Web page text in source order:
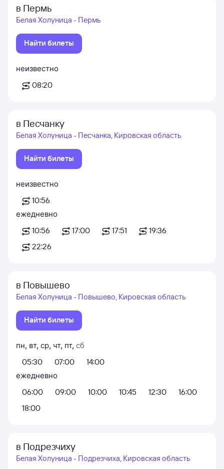
в Пермь
Белая Холуница - Пермь
Найти билеты
неизвестно
08:20
в Песчанку
Белая Холуница - Песчанка, Кировская область
Найти билеты
неизвестно
10:56
ежедневно
10:56
17:00 17:51
19:36
22:26
в Повышево
Белая Холуница - Повышево, Кировская область
Найти билеты
пн, вт, ср, чт, пт, сб
05:30
07:00
14:00
ежедневно
06:00
09:00 10:00 10:45 12:30
16:00
18:00
в Подрезчиху
Белая Холуница - Подрезчиха, Кировская область